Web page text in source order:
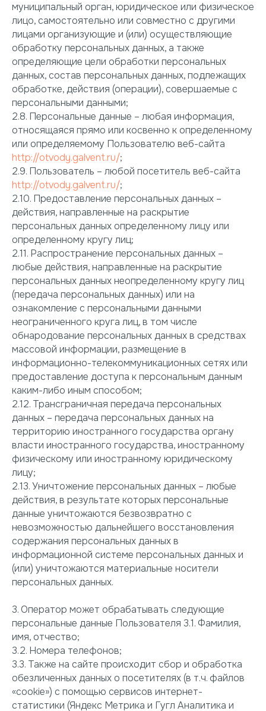
муниципальный орган, юридическое или физическое
лицо, самостоятельно или совместно с другими
лицами организующие и (или) осуществляющие
обработку персональных данных, а также
определяющие цели обработки персональных
данных, состав персональных данных, подлежащих
обработке, действия (операции), совершаемые с
персональными данными;
2.8. Персональные данные – любая информация,
относящаяся прямо или косвенно к определенному
или определяемому Пользователю веб-сайта
http://otvody.galvent.ru/;
2.9. Пользователь – любой посетитель веб-сайта
http://otvody.galvent.ru/;
2.10. Предоставление персональных данных –
действия, направленные на раскрытие
персональных данных определенному лицу или
определенному кругу лиц;
2.11. Распространение персональных данных –
любые действия, направленные на раскрытие
персональных данных неопределенному кругу лиц
(передача персональных данных) или на
ознакомление с персональными данными
неограниченного круга лиц, в том числе
обнародование персональных данных в средствах
массовой информации, размещение в
информационно-телекоммуникационных сетях или
предоставление доступа к персональным данным
каким-либо иным способом;
2.12. Трансграничная передача персональных
данных – передача персональных данных на
территорию иностранного государства органу
власти иностранного государства, иностранному
физическому или иностранному юридическому
лицу;
2.13. Уничтожение персональных данных – любые
действия, в результате которых персональные
данные уничтожаются безвозвратно с
невозможностью дальнейшего восстановления
содержания персональных данных в
информационной системе персональных данных и
(или) уничтожаются материальные носители
персональных данных.
3. Оператор может обрабатывать следующие
персональные данные Пользователя 3.1. Фамилия,
имя, отчество;
3.2. Номера телефонов;
3.3. Также на сайте происходит сбор и обработка
обезличенных данных о посетителях (в т.ч. файлов
«cookie») с помощью сервисов интернет-
статистики (Яндекс Метрика и Гугл Аналитика и